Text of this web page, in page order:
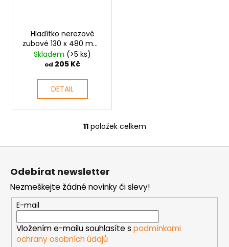
Hladítko nerezové
zubové 130 x 480 mm,
HN60
Skladem (>5 ks)
od 205 Kč
DETAIL
O
v
a
c
í
p
r
11položek celkem
Odebírat newsletter
Nezmeškejte žádné novinky či slevy!
E-mail
Vložením e-mailu souhlasíte s podmínkami
ochrany osobních údajů